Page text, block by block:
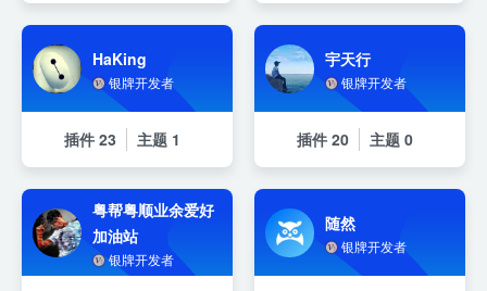
HaKing
银牌开发者
插件23 主题 1
宇天行
银牌开发者
插件20 主题 0
粤帮粤顺业余爱好
加油站
银牌开发者
随然
银牌开发者